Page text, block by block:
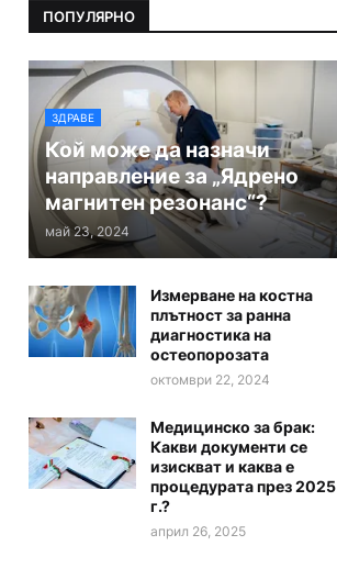
ПОПУЛЯРНО
ЗДРАВЕ
Кой може да назначи
направление за „Ядрено
магнитен резонанс“?
май 23, 2024
Измерване на костна
плътност за ранна
диагностика на
остеопорозата
октомври 22, 2024
Медицинско за брак:
Какви документи се
изискват и каква е
процедурата през 2025
г.?
април 26, 2025